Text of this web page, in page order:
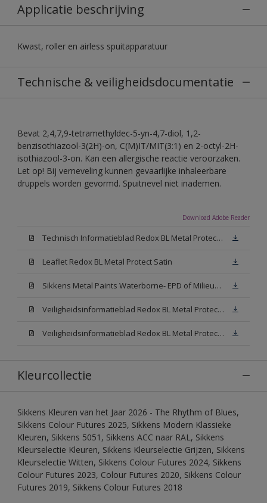
Applicatie beschrijving
Kwast, roller en airless spuitapparatuur
Technische & veiligheidsdocumentatie
Bevat 2,4,7,9-tetramethyldec-5-yn-4,7-diol, 1,2-
benzisothiazool-3(2H)-on, C(M)IT/MIT(3:1) en 2-octyl-2H-
isothiazool-3-on. Kan een allergische reactie veroorzaken.
Let op! Bij verneveling kunnen gevaarlijke inhaleerbare
druppels worden gevormd. Spuitnevel niet inademen.
Download Adobe Reader
Technisch Informatieblad Redox BL Metal Protect (PDF)
Leaflet Redox BL Metal Protect Satin
Sikkens Metal Paints Waterborne- EPD of Milieuproductverklaring
Veiligheidsinformatieblad Redox BL Metal Protect Satin N00 (MSDS)
Veiligheidsinformatieblad Redox BL Metal Protect Satin White W05 (MSDS)
Kleurcollectie
Sikkens Kleuren van het Jaar 2026 - The Rhythm of Blues,
Sikkens Colour Futures 2025, Sikkens Modern Klassieke
Kleuren, Sikkens 5051, Sikkens ACC naar RAL, Sikkens
Kleurselectie Kleuren, Sikkens Kleurselectie Grijzen, Sikkens
Kleurselectie Witten, Sikkens Colour Futures 2024, Sikkens
Colour Futures 2023, Colour Futures 2020, Sikkens Colour
Futures 2019, Sikkens Colour Futures 2018